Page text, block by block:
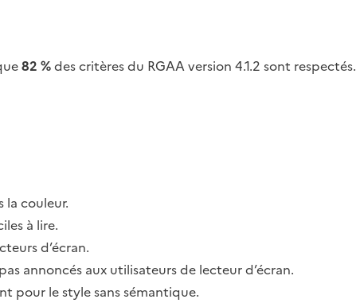
82 %des critères du RGAA version 4.1.2 sont respectés.
la couleur.
à lire.
d’écran.
annoncés aux utilisateurs de lecteur d’écran.
pour le style sans sémantique.